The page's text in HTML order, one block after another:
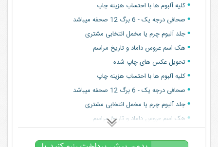
کلیه آلبوم ها با احتساب هزینه چاپ
صحافی درجه یک - 6 برگ 12 صحفه میباشد
جلد آلبوم چرم یا مخمل انتخابی مشتری
هک اسم عروس داماد و تاریخ مراسم
تحویل عکس های چاپ شده
کلیه آلبوم ها با احتساب هزینه چاپ
صحافی درجه یک - 6 برگ 12 صحفه میباشد
جلد آلبوم چرم یا مخمل انتخابی مشتری
هک اسم عروس داماد و تاریخ مراسم